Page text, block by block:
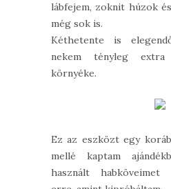
lábfejem, zoknit húzok
még sok is.
Kéthetente is
nekem tényleg
környéke.
Ez az eszközt egy
mellé kaptam
használt habköveimet